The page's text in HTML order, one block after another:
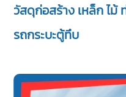
วัสดุก่อสร้าง เหล็ก ไม้
รถกระบะตู้ทึบ